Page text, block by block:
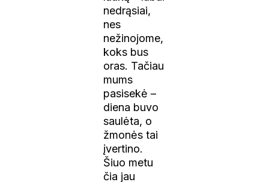
nedrąsiai,
nes
nežinojome,
koks bus
oras. Tačiau
mums
pasisekė –
diena buvo
saulėta, o
žmonės tai
įvertino.
Šiuo metu
čia jau